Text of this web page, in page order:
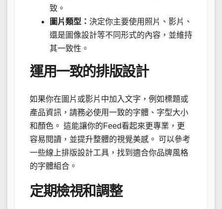
致。
圖片類型： 決定你主要使用照片、影片、
還是圖像設計等不同形式的內容，並維持
其一致性。
運用一致的排版設計
如果你在圖片或影片中加入文字，例如標題或
產品資訊，請務必使用一致的字體、字型大小
和顏色。 這能讓你的Feed看起來更專業，更
容易閱讀，並提升整體的視覺美感。 可以參考
一些線上排版設計工具，找到適合你品牌風格
的字體組合。
定期檢視和調整